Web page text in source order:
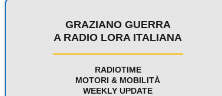
GRAZIANO GUERRA
A RADIO LORA ITALIANA
RADIOTIME
MOTORI & MOBILITÀ
WEEKLY UPDATE